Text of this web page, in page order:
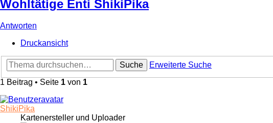
Wohltätige Enti ShikiPika
Antworten
Druckansicht
Suche
Erweiterte Suche
1 Beitrag • Seite 1 von 1
ShikiPika
Kartenersteller und Uploader